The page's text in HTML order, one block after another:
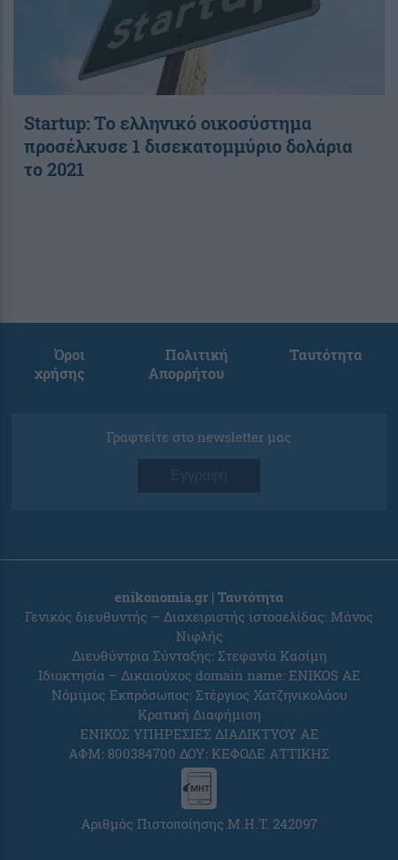
Startup: Το ελληνικό οικοσύστημα
προσέλκυσε 1 δισεκατομμύριο δολάρια
το 2021
Όροι
χρήσης
Πολιτική
Απορρήτου
Ταυτότητα
Γραφτείτε στο newsletter μας
Εγγραφή
enikonomia.gr | Ταυτότητα
Γενικός διευθυντής – Διαχειριστής ιστοσελίδας: Μάνος
Νιφλής
Διευθύντρια Σύνταξης: Στεφανία Κασίμη
Ιδιοκτησία – Δικαιούχος domain name: ENIKOS AE
Νόμιμος Εκπρόσωπος: Στέργιος Χατζηνικολάου
Κρατική Διαφήμιση
ΕΝΙΚΟΣ ΥΠΗΡΕΣΙΕΣ ΔΙΑΔΙΚΤΥΟΥ ΑΕ
ΑΦΜ: 800384700 ΔΟΥ: ΚΕΦΟΔΕ ΑΤΤΙΚΗΣ
Αριθμός Πιστοποίησης Μ.Η.Τ. 242097